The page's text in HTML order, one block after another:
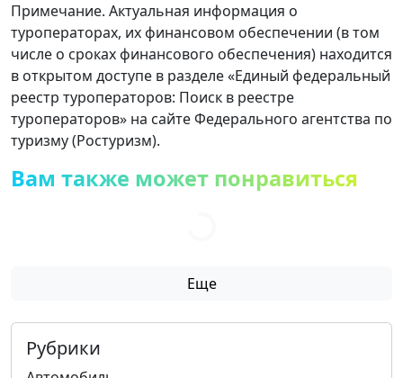
Примечание. Актуальная информация о
туроператорах, их финансовом обеспечении (в том
числе о сроках финансового обеспечения) находится
в открытом доступе в разделе «Единый федеральный
реестр туроператоров: Поиск в реестре
туроператоров» на сайте Федерального агентства по
туризму (Ростуризм).
Вам также может понравиться
Еще
Рубрики